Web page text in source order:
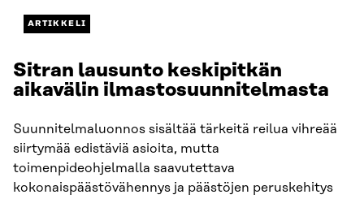
ARTIKKELI
Sitran lausunto keskipitkän
aikavälin ilmastosuunnitelmasta
Suunnitelmaluonnos sisältää tärkeitä reilua vihreää
siirtymää edistäviä asioita, mutta
toimenpideohjelmalla saavutettava
kokonaispäästövähennys ja päästöjen peruskehitys